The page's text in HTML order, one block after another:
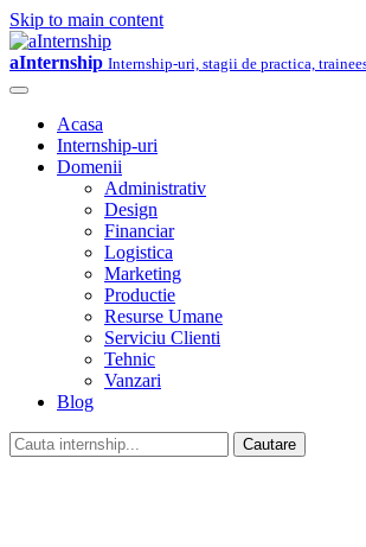
Skip to main content
aInternship Internship-uri, stagii de practica,
Acasa
Internship-uri
Domenii
Administrativ
Design
Financiar
Logistica
Marketing
Productie
Resurse Umane
Serviciu Clienti
Tehnic
Vanzari
Blog
Cautare